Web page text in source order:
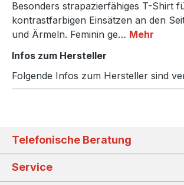
Besonders strapazierfähiges T-Shirt
kontrastfarbigen Einsätzen an den
und Ärmeln. Feminin ge… Mehr
Infos zum Hersteller
Folgende Infos zum Hersteller sind
Telefonische Beratung
Service